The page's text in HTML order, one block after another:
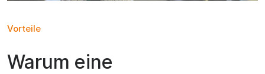
Vorteile
Warum eine